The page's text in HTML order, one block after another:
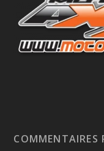
COMMENTAIRES